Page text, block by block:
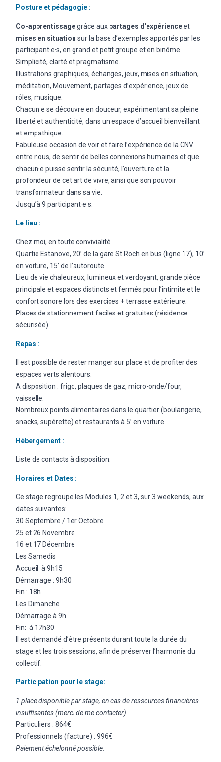
Posture et pédagogie :
Co-apprentissagegrâce aux partages d’expérienceet
mises en situation sur la base d’exemples apportés par les
participant·e·s, en grand et petit groupe et en binôme.
Simplicité, clarté et pragmatisme.
Illustrations graphiques, échanges, jeux, mises en situation,
méditation, Mouvement, partages d’expérience, jeux de
rôles, musique.
Chacun·e se découvre en douceur, expérimentant sa pleine
liberté et authenticité, dans un espace d’accueil bienveillant
et empathique.
Fabuleuse occasion de voir et faire l’expérience de la CNV
entre nous, de sentir de belles connexions humaines et que
chacun·e puisse sentir la sécurité, l’ouverture et la
profondeur de cet art de vivre, ainsi que son pouvoir
transformateur dans sa vie.
Jusqu’à 9 participant·e·s.
Le lieu :
Chez moi, en toute convivialité.
Quartie Estanove, 20’ de la gare St Roch en bus (ligne 17), 10’
en voiture, 15’ de l’autoroute.
Lieu de vie chaleureux, lumineux et verdoyant, grande pièce
principale et espaces distincts et fermés pour l’intimité et le
confort sonore lors des exercices + terrasse extérieure.
Places de stationnement faciles et gratuites (résidence
sécurisée).
Repas :
Il est possible de rester manger sur place et de profiter des
espaces verts alentours.
A disposition : frigo, plaques de gaz, micro-onde/four,
vaisselle.
Nombreux points alimentaires dans le quartier (boulangerie,
snacks, supérette) et restaurants à 5’ en voiture.
Hébergement :
Liste de contacts à disposition.
Horaires et Dates :
Ce stage regroupe les Modules 1, 2 et 3, sur 3 weekends, aux
dates suivantes:
30 Septembre / 1er Octobre
25 et 26 Novembre
16 et 17 Décembre
Les Samedis
Accueil à 9h15
Démarrage : 9h30
Fin : 18h
Les Dimanche
Démarrage à 9h
Fin: à 17h30
Il est demandé d’être présents durant toute la durée du
stage et les trois sessions, afin de préserver l’harmonie du
collectif.
Participation pour le stage:
1 place disponible par stage, en cas de ressources financières
insuffisantes (merci de me contacter).
Particuliers : 864€
Professionnels (facture) : 996€
Paiement échelonné possible.